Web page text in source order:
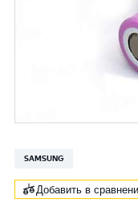
SAMSUNG
Добавить в